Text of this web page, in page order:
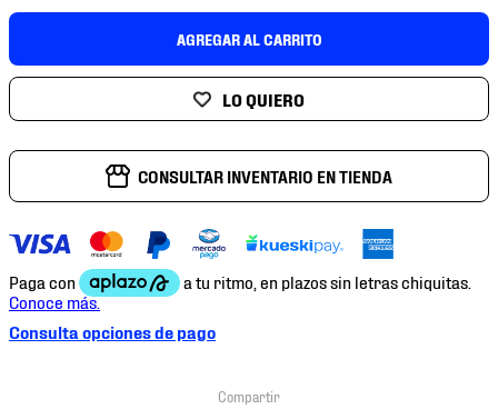
AGREGAR AL CARRITO
CONSULTAR INVENTARIO EN TIENDA
Consulta opciones de pago